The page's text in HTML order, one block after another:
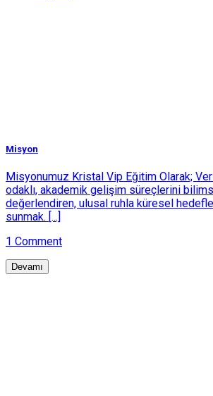
Misyon
Misyonumuz Kristal Vip Eğitim Olarak;
odaklı, akademik gelişim süreçlerini
değerlendiren, ulusal ruhla küresel
sunmak. [...]
1 Comment
Devamı